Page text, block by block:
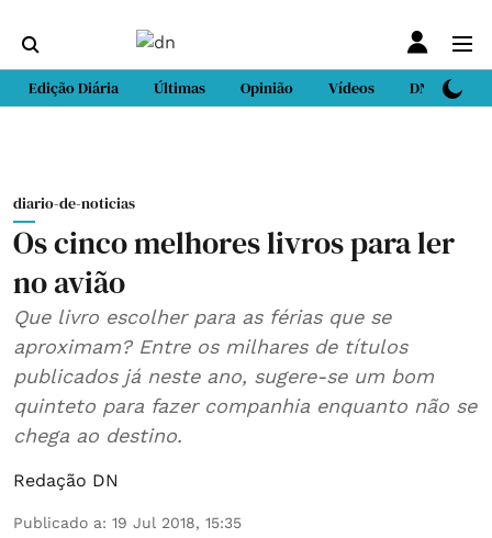
Edição Diária Últimas Opinião Vídeos DN Sport
diario-de-noticias
Os cinco melhores livros para ler
no avião
Que livro escolher para as férias que se
aproximam? Entre os milhares de títulos
publicados já neste ano, sugere-se um bom
quinteto para fazer companhia enquanto não se
chega ao destino.
Redação DN
Publicado a: 19 Jul 2018, 15:35